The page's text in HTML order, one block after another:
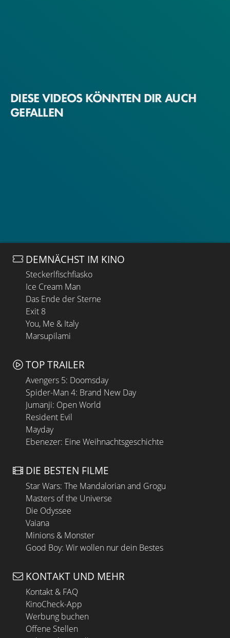
DIESE VIDEOS KÖNNTEN DIR AUCH
GEFALLEN
DEMNÄCHST IM KINO
Steckerlfischfiasko
Ice Cream Man
Das Ende der Sterne
Exit 8
You, Me & Italy
Marsupilami
TOP TRAILER
Avengers 5: Doomsday
Spider-Man 4: Brand New Day
Jumanji: Open World
Resident Evil
Mayday
Ebenezer: Eine Weihnachtsgeschichte
DIE BESTEN FILME
Star Wars: The Mandalorian and Grogu
Masters of the Universe
Die Odyssee
Vaiana
Minions & Monster
Good Boy: Wir wollen nur dein Bestes
KONTAKT UND MEHR
Kontakt & FAQ
KinoCheck-App
Werbung buchen
Offene Stellen